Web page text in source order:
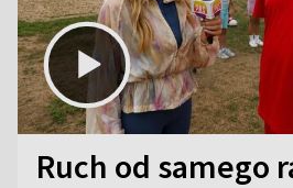
Ruch od samego